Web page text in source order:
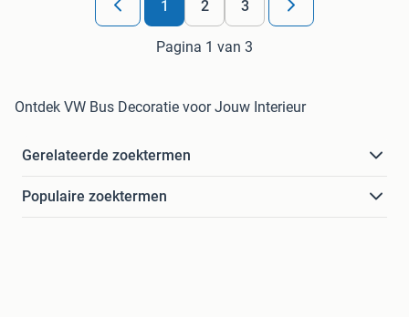
1 2 3
Pagina 1 van 3
Ontdek VW Bus Decoratie voor Jouw Interieur
Gerelateerde zoektermen
Populaire zoektermen